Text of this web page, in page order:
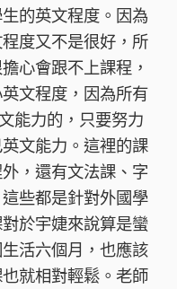
的英文程度。因為
度又不是很好，所
心會跟不上課程，
文程度，因為所有
能力的，只要努力
文能力。這裡的課
，還有文法課、字
些都是針對外國學
於宇婕來說算是蠻
活六個月，也應該
就相對輕鬆。老師